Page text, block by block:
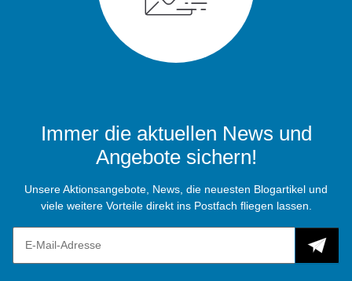
Immer die aktuellen News und
Angebote sichern!
Unsere Aktionsangebote, News, die neuesten Blogartikel und
viele weitere Vorteile direkt ins Postfach fliegen lassen.